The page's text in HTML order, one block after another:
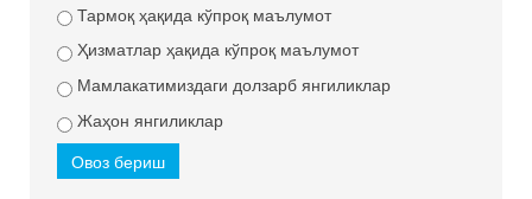
Тармоқ ҳақида кўпроқ маълумот
Ҳизматлар ҳақида кўпроқ маълумот
Мамлакатимиздаги долзарб янгиликлар
Жаҳон янгиликлар